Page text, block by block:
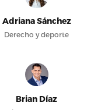
Adriana Sánchez
Derecho y deporte
Brian Díaz